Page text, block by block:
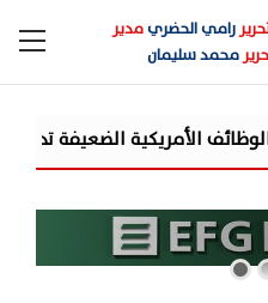
رامي الحضريمدير
محمد سليمان